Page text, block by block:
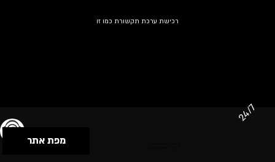
רכישת ערכת תקשורת כמו זו
מפת אתר
24/7